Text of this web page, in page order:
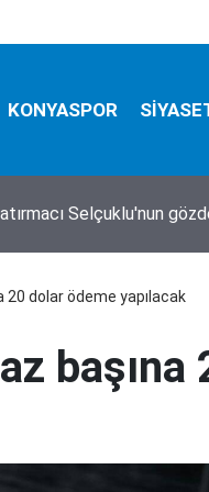
KONYASPOR
Selçuklu'nun
20 dolar ödeme yapılacak
başına